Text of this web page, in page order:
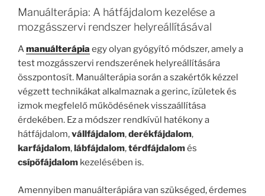
Manuálterápia: A hátfájdalom kezelése a
mozgásszervi rendszer helyreállításával
Amanuálterápia egy olyan gyógyító módszer, amely a
test mozgásszervi rendszerének helyreállítására
összpontosít. Manuálterápia során a szakértők kézzel
végzett technikákat alkalmaznak a gerinc, ízületek és
izmok megfelelő működésének visszaállítása
érdekében. Ez a módszer rendkívül hatékony a
hátfájdalom,vállfájdalom,derékfájdalom,
karfájdalom, lábfájdalom,térdfájdalomés
csípőfájdalom kezelésében is.
Amennyiben manuálterápiára van szükséged, érdemes